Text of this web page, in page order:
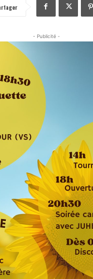
- Publicité -